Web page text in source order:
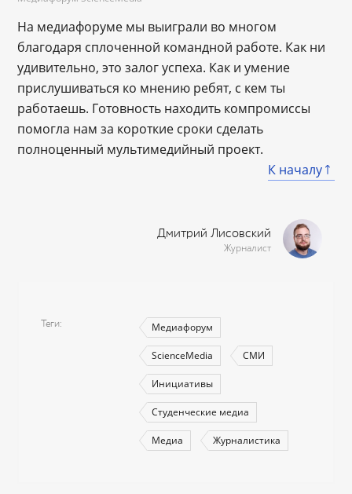
На медиафоруме мы выиграли во многом
благодаря сплоченной командной работе. Как ни
удивительно, это залог успеха. Как и умение
прислушиваться ко мнению ребят, с кем ты
работаешь. Готовность находить компромиссы
помогла нам за короткие сроки сделать
полноценный мультимедийный проект.
К началу
Дмитрий Лисовский
Журналист
Теги Медиафорум
ScienceMedia СМИ
Инициативы
Студенческие медиа
Медиа Журналистика